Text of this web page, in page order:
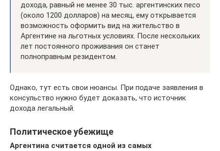
дохода, равный не менее 30 тыс. аргентинских песо
(около 1200 долларов) на месяц, ему открывается
возможность оформить вид на жительство в
Аргентине на льготных условиях. После нескольких
лет постоянного проживания он станет
полноправным резидентом.
Однако, тут есть свои нюансы. При подаче заявления в
консульство нужно будет доказать, что источник
дохода легальный.
Политическое убежище
Аргентина считается одной из самых